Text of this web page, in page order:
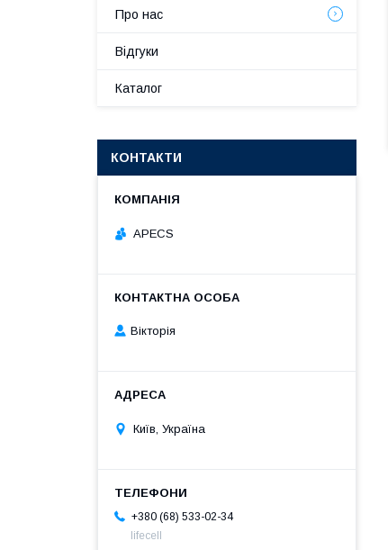
Про нас
Відгуки
Каталог
КОНТАКТИ
APECS
Вікторія
Київ, Україна
+380 (68) 533-02-34
lifecell